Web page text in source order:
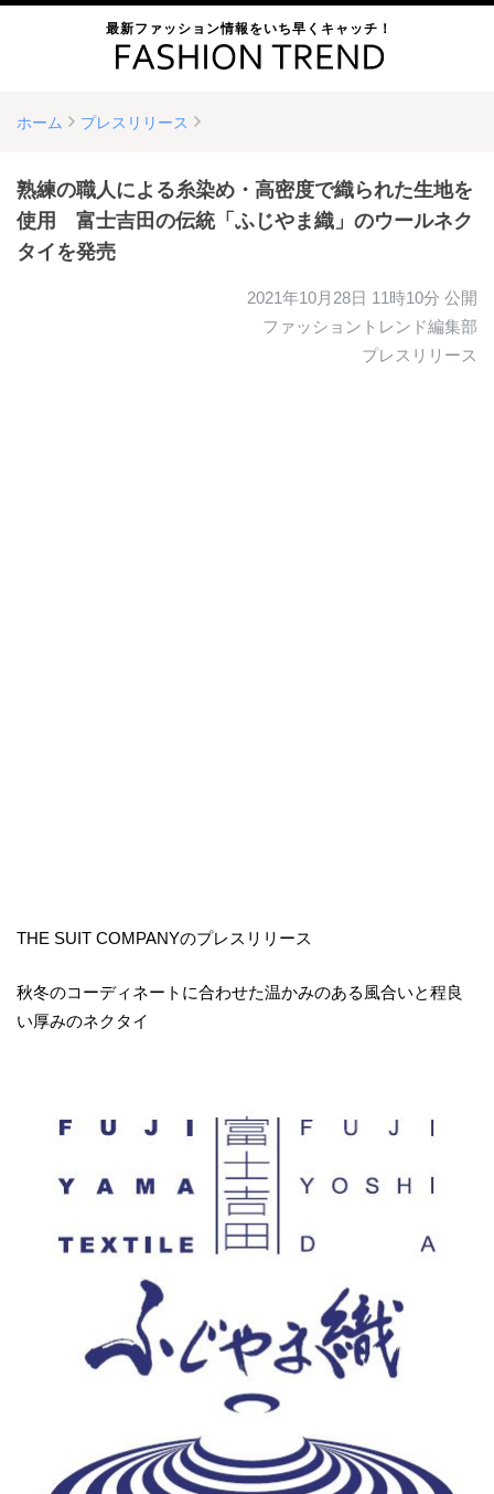
最新ファッション情報をいち早くキャッチ！
ホーム プレスリリース
熟練の職人による糸染め・高密度で織られた生地を
使用 富士吉田の伝統「ふじやま織」のウールネク
タイを発売
2021年10月28日 11時10分 公開
ファッショントレンド編集部
プレスリリース
THE SUIT COMPANYのプレスリリース
秋冬のコーディネートに合わせた温かみのある風合いと程良
い厚みのネクタイ